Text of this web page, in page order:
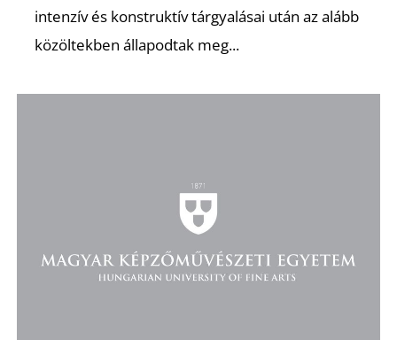
intenzív és konstruktív tárgyalásai után az alább
közöltekben állapodtak meg...